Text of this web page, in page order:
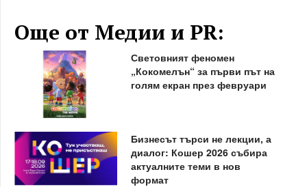
Още от Медии и PR:
Световният феномен
„Кокомелън“ за първи път на
голям екран през февруари
Бизнесът търси не лекции, а
диалог: Кошер 2026 събира
актуалните теми в нов
формат